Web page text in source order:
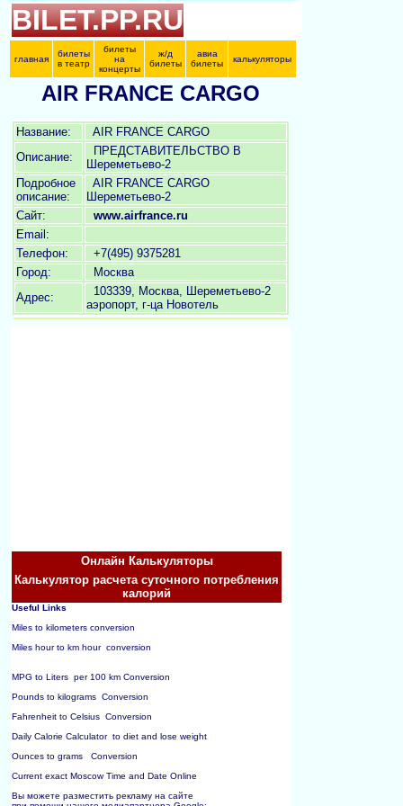
BILET.PP.RU
главная
билеты
в театр
билеты
на
концерты
ж/д
билеты
авиа
билеты
калькуляторы
AIR FRANCE CARGO
Название:
AIR FRANCE CARGO
Описание:
ПРЕДСТАВИТЕЛЬСТВО В
Шереметьево-2
Подробное
описание:
AIR FRANCE CARGO
Шереметьево-2
Сайт:
www.airfrance.ru
Email:
Телефон:
+7(495) 9375281
Город:
Москва
Адрес:
103339, Москва, Шереметьево-2
аэропорт, г-ца Новотель
Онлайн Калькуляторы
Калькулятор расчета суточного потребления
калорий
Useful Links
Miles to kilometers conversion
Miles hour to km hour  conversion
MPG to Liters  per 100 km Conversion
Pounds to kilograms  Conversion
Fahrenheit to Celsius  Conversion
Daily Calorie Calculator  to diet and lose weight
Ounces to grams   Conversion
Current exact Moscow Time and Date Online
Вы можете разместить рекламу на сайте